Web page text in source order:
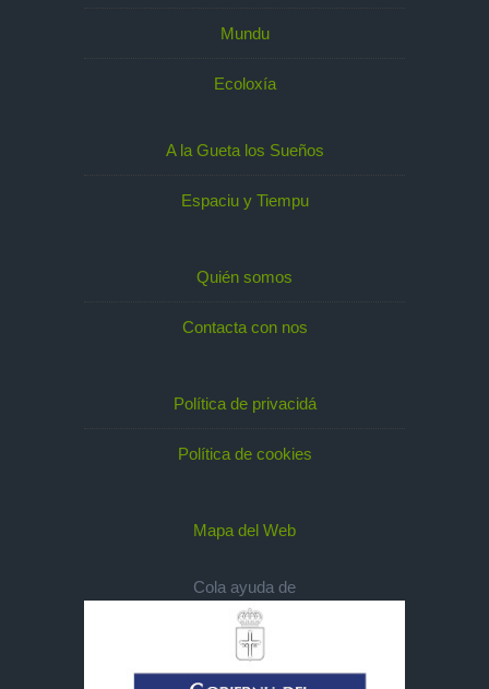
Mundu
Ecoloxía
A la Gueta los Sueños
Espaciu y Tiempu
Quién somos
Contacta con nos
Política de privacidá
Política de cookies
Mapa del Web
Cola ayuda de